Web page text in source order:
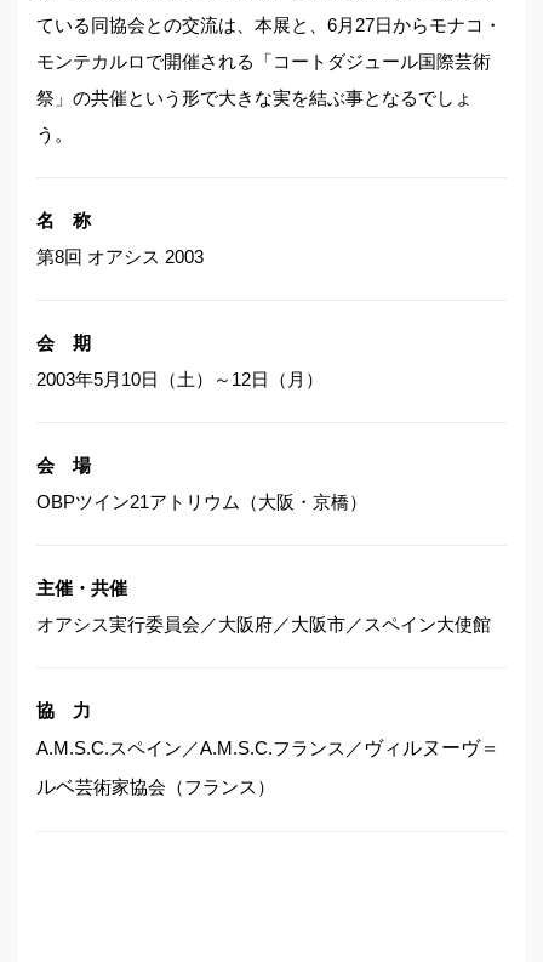
ている同協会との交流は、本展と、6月27日からモナコ・
モンテカルロで開催される「コートダジュール国際芸術
祭」の共催という形で大きな実を結ぶ事となるでしょ
う。
名 称
第8回 オアシス 2003
会 期
2003年5月10日（土）～12日（月）
会 場
OBPツイン21アトリウム（大阪・京橋）
主催・共催
オアシス実行委員会／大阪府／大阪市／スペイン大使館
協 力
A.M.S.C.スペイン／A.M.S.C.フランス／ ヴィルヌーヴ＝
ルベ芸術家協会（フランス）